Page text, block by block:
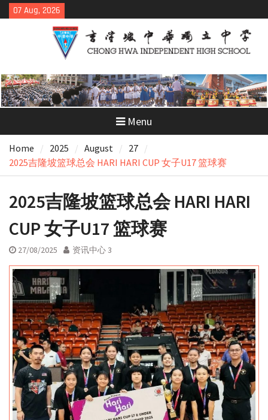
Skip
to
07 Aug, 2026
Menu
Home 2025 August
27
2025吉隆坡篮球总会 HARI HARI CUP 女子U17 篮球赛
2025吉隆坡篮球总会 HARI HARI
CUP 女子U17 篮球赛
27/08/2025 资讯中心 3